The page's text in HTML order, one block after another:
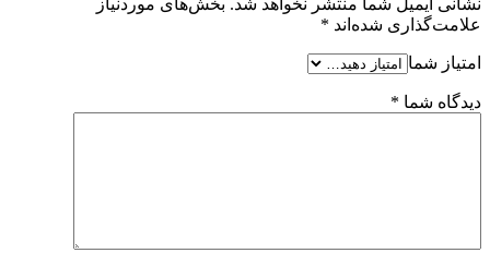
علامت‌گذاری شده‌اند *
امتیاز شما
دیدگاه شما *